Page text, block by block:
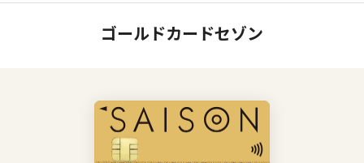
ゴールドカードセゾン